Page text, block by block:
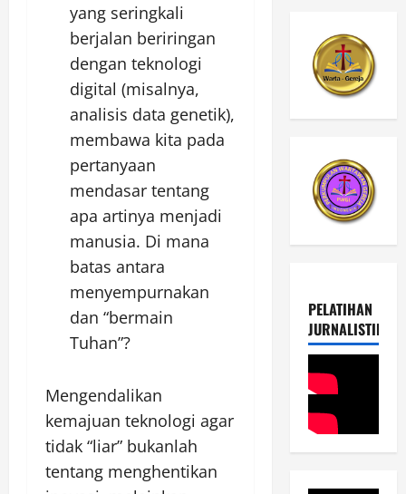
yang seringkali
berjalan beriringan
dengan teknologi
digital (misalnya,
analisis data genetik),
membawa kita pada
pertanyaan
mendasar tentang
apa artinya menjadi
manusia. Di mana
batas antara
menyempurnakan
dan “bermain
Tuhan”?
Mengendalikan
kemajuan teknologi agar
tidak “liar” bukanlah
tentang menghentikan
PELATIHAN
JURNALISTIK